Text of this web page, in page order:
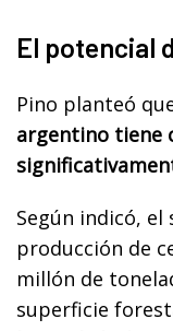
El potencial
Pino planteó
argentino tiene
Según indicó,
producción de
millón de
superficie